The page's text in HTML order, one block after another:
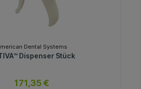
Dental Systems
Dispenser Stück
171,35 €